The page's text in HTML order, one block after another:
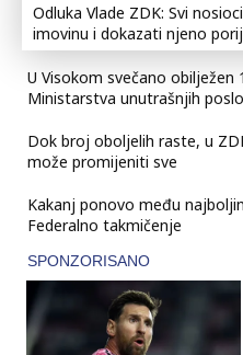
Odluka Vlade ZDK: Svi
imovinu i dokazati njeno
U Visokom svečano obilježen
Ministarstva unutrašnjih
Dok broj oboljelih raste, u
može promijeniti sve
Kakanj ponovo među
Federalno takmičenje